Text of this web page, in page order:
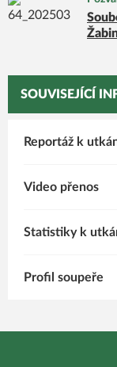
SOUVISEJÍCÍ
Reportáž k
Video přenos
Statistiky k
Profil soupeře